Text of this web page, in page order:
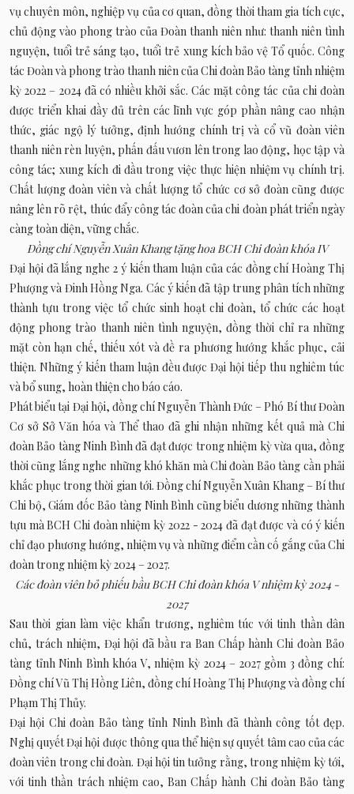
vụ chuyên môn, nghiệp vụ của cơ quan, đồng thời tham gia tích cực,
chủ động vào phong trào của Đoàn thanh niên như: thanh niên tình
nguyện, tuổi trẻ sáng tạo, tuổi trẻ xung kích bảo vệ Tổ quốc. Công
tác Đoàn và phong trào thanh niên của Chi đoàn Bảo tàng tỉnh nhiệm
kỳ 2022 – 2024 đã có nhiều khởi sắc. Các mặt công tác của chi đoàn
được triển khai đầy đủ trên các lĩnh vực góp phần nâng cao nhận
thức, giác ngộ lý tưởng, định hướng chính trị và cổ vũ đoàn viên
thanh niên rèn luyện, phấn đấu vươn lên trong lao động, học tập và
công tác; xung kích đi đầu trong việc thực hiện nhiệm vụ chính trị.
Chất lượng đoàn viên và chất lượng tổ chức cơ sở đoàn cũng được
nâng lên rõ rệt, thúc đẩy công tác đoàn của chi đoàn phát triển ngày
càng toàn diện, vững chắc.
Đồng chí Nguyễn Xuân Khang tặng hoa BCH Chi đoàn khóa IV
Đại hội đã lắng nghe 2 ý kiến tham luận của các đồng chí Hoàng Thị
Phượng và Đinh Hồng Nga. Các ý kiến đã tập trung phân tích những
thành tựu trong việc tổ chức sinh hoạt chi đoàn, tổ chức các hoạt
động phong trào thanh niên tình nguyện, đồng thời chỉ ra những
mặt còn hạn chế, thiếu xót và đề ra phương hướng khắc phục, cải
thiện. Những ý kiến tham luận đều được Đại hội tiếp thu nghiêm túc
và bổ sung, hoàn thiện cho báo cáo.
Phát biểu tại Đại hội, đồng chí Nguyễn Thành Đức – Phó Bí thư Đoàn
Cơ sở Sở Văn hóa và Thể thao đã ghi nhận những kết quả mà Chi
đoàn Bảo tàng Ninh Bình đã đạt được trong nhiệm kỳ vừa qua, đồng
thời cũng lắng nghe những khó khăn mà Chi đoàn Bảo tàng cần phải
khắc phục trong thời gian tới. Đồng chí Nguyễn Xuân Khang – Bí thư
Chi bộ, Giám đốc Bảo tàng Ninh Bình cũng biểu dương những thành
tựu mà BCH Chi đoàn nhiệm kỳ 2022 - 2024 đã đạt được và có ý kiến
chỉ đạo phương hướng, nhiệm vụ và những điểm cần cố gắng của Chi
đoàn trong nhiệm kỳ 2024 – 2027.
Các đoàn viên bỏ phiếu bầu BCH Chi đoàn khóa V nhiệm kỳ 2024 -
2027
Sau thời gian làm việc khẩn trương, nghiêm túc với tinh thần dân
chủ, trách nhiệm, Đại hội đã bầu ra Ban Chấp hành Chi đoàn Bảo
tàng tỉnh Ninh Bình khóa V, nhiệm kỳ 2024 – 2027 gồm 3 đồng chí:
Đồng chí Vũ Thị Hồng Liên, đồng chí Hoàng Thị Phượng và đồng chí
Phạm Thị Thủy.
Đại hội Chi đoàn Bảo tàng tỉnh Ninh Bình đã thành công tốt đẹp.
Nghị quyết Đại hội được thông qua thể hiện sự quyết tâm cao của các
đoàn viên trong chi đoàn. Đại hội tin tưởng rằng, trong nhiệm kỳ tới,
với tinh thần trách nhiệm cao, Ban Chấp hành Chi đoàn Bảo tàng